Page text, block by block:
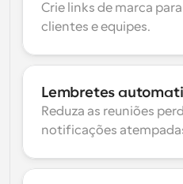
Crie links de marca
clientes e equipes.
Lembretes
Reduza as reuniões
notificações